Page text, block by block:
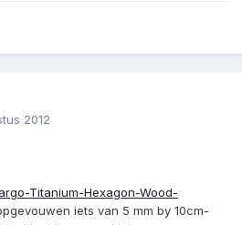
2012
Titanium-Hexagon-Wood-
iets van 5 mm by 10cm-